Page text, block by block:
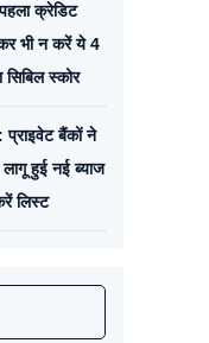
क्रेडिट
भी न करें ये 4
सिबिल स्कोर
बैंकों ने
लागू हुई नई ब्याज
लिस्ट